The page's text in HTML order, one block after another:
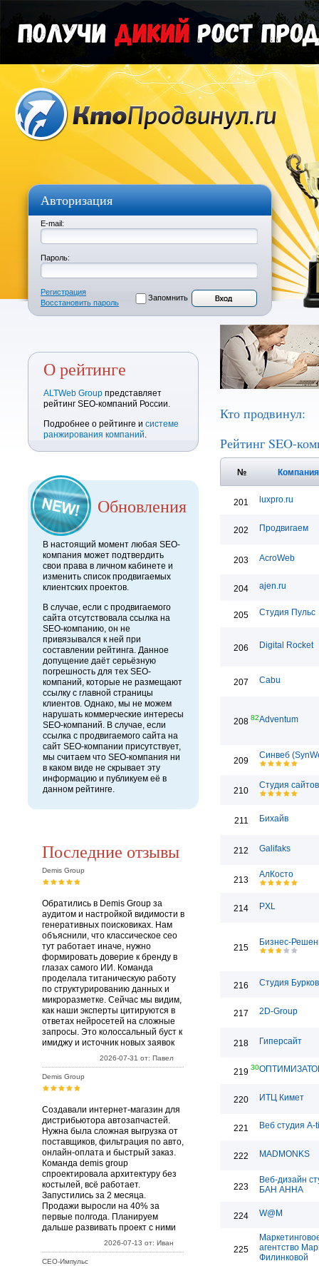
Авторизация
E-mail:
Пароль:
Регистрация
Восстановить пароль
Запомнить
О рейтинге
ALTWeb Group представляет
рейтинг SEO-компаний России.
Подробнее о рейтинге и системе
ранжирования компаний.
Обновления
В настоящий момент любая SEO-
компания может подтвердить
свои права в личном кабинете и
изменить список продвигаемых
клиентских проектов.
В случае, если с продвигаемого
сайта отсутствовала ссылка на
SEO-компанию, он не
привязывался к ней при
составлении рейтинга. Данное
допущение даёт серьёзную
погрешность для тех SEO-
компаний, которые не размещают
ссылку с главной страницы
клиентов. Однако, мы не можем
нарушать коммерческие интересы
SEO-компаний. В случае, если
ссылка с продвигаемого сайта на
сайт SEO-компании присутствует,
мы считаем что SEO-компания ни
в каком виде не скрывает эту
информацию и публикуем её в
данном рейтинге.
Последние отзывы
Demis Group
Обратились в Demis Group за
аудитом и настройкой видимости в
генеративных поисковиках. Нам
объяснили, что классическое сео
тут работает иначе, нужно
формировать доверие к бренду в
глазах самого ИИ. Команда
проделала титаническую работу
по структурированию данных и
микроразметке. Сейчас мы видим,
как наши эксперты цитируются в
ответах нейросетей на сложные
запросы. Это колоссальный буст к
имиджу и источник новых заявок
2026-07-31 от: Павел
Demis Group
Создавали интернет-магазин для
дистрибьютора автозапчастей.
Нужна была сложная выгрузка от
поставщиков, фильтрация по авто,
онлайн-оплата и быстрый заказ.
Команда demis group
спроектировала архитектуру без
костылей, всё работает.
Запустились за 2 месяца.
Продажи выросли на 40% за
первые полгода. Планируем
дальше развивать проект с ними
2026-07-13 от: Иван
СЕО-Импульс
Кто продвинул:
Рейтинг SEO-
№
201 luxpro.ru
202 Продвигаем
203 AcroWeb
204 ajen.ru
205 Студия Пульс
206 Digital Rocket
207 Cabu
208 82Adventum
209
Синвеб
210
Студия
211 Бихайв
212 Galifaks
213
АлКосто
214 PXL
215
Бизнес-
216 Студия
217 2D-Group
218 Гиперсайт
219 30
220 ИТЦ Кимет
221 Веб студия A-
222 MADMONKS
223
Веб-дизайн
БАН АННА
224 W@M
225
агентство
Филинковой